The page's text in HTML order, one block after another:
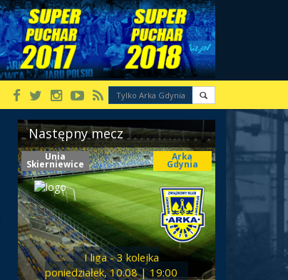
Następny mecz
Unia
Skierniewice
Arka
Gdynia
I liga - 3 kolejka
poniedziałek, 10.08 | 19:00